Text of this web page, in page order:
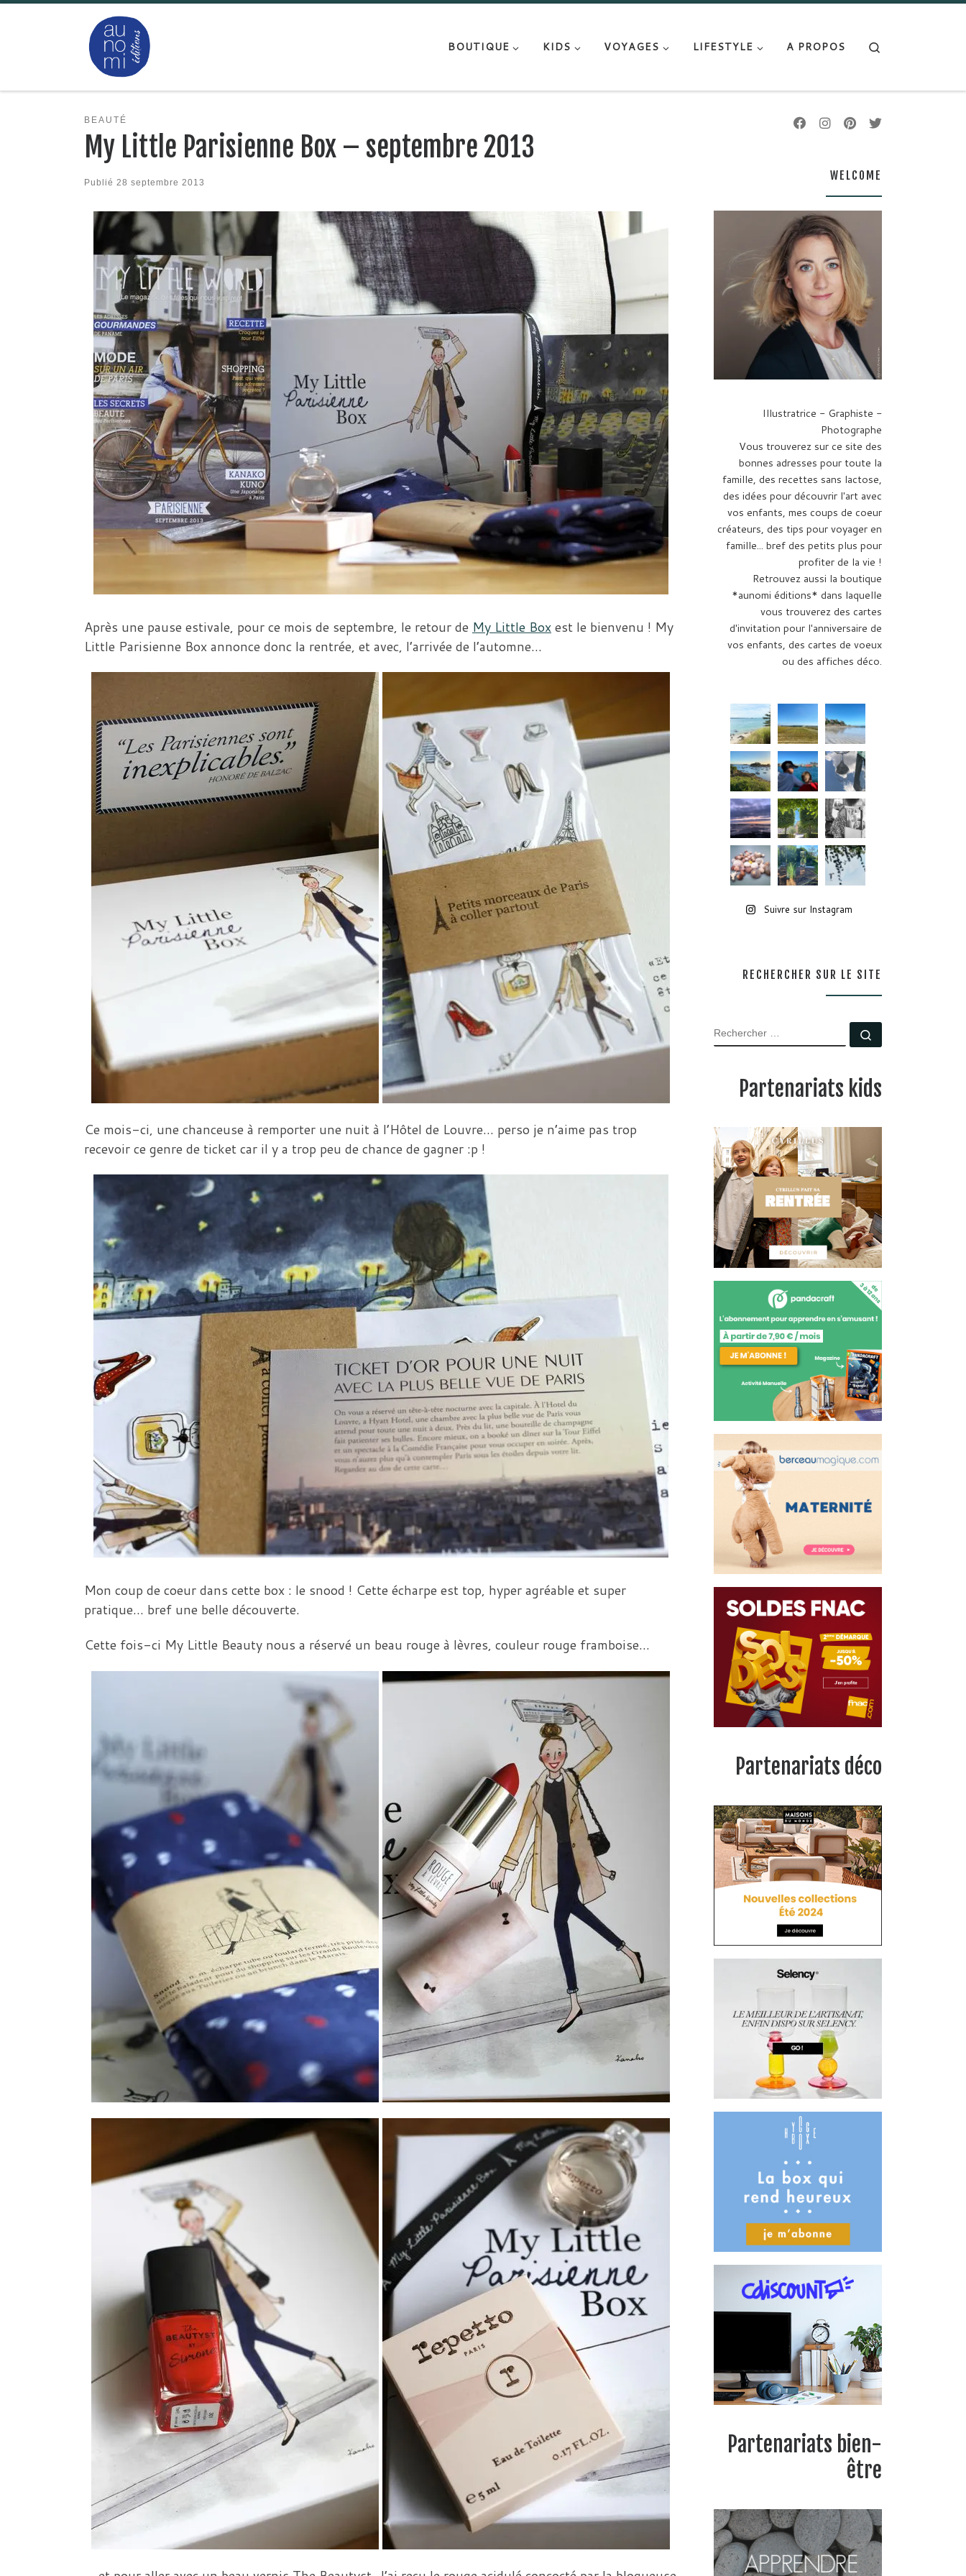
Passer au contenu
BOUTIQUE
KIDS VOYAGES LIFESTYLE A PROPOS
BEAUTÉ
My Little Parisienne Box – septembre 2013
Publié 28 septembre 2013
Après une pause estivale, pour ce mois de septembre, le retour de My Little Boxest le bienvenu ! My
Little Parisienne Box annonce donc la rentrée, et avec, l’arrivée de l’automne…
Ce mois-ci, une chanceuse à remporter une nuit à l’Hôtel de Louvre… perso je n’aime pas trop
recevoir ce genre de ticket car il y a trop peu de chance de gagner :p !
Mon coup de coeur dans cette box : le snood ! Cette écharpe est top, hyper agréable et super
pratique… bref une belle découverte.
Cette fois-ci My Little Beauty nous a réservé un beau rouge à lèvres, couleur rouge framboise…
WELCOME
Illustratrice - Graphiste -
Photographe
Vous trouverez sur ce site des
bonnes adresses pour toute la
famille, des recettes sans lactose,
des idées pour découvrir l'art avec
vos enfants, mes coups de coeur
créateurs, des tips pour voyager en
famille... bref des petits plus pour
profiter de la vie !
Retrouvez aussi la boutique
*aunomi éditions* dans laquelle
vous trouverez des cartes
d'invitation pour l'anniversaire de
vos enfants, des cartes de voeux
ou des affiches déco.
Suivre sur Instagram
RECHERCHER SUR LE SITE
RECHERCHER
Partenariats kids
Partenariats déco
Partenariats bien-
être